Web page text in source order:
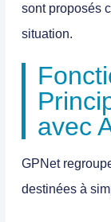
sont proposés
situation.
avec
GPNet
destinées à